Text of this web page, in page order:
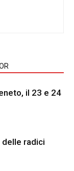
il 23 e 24
radici